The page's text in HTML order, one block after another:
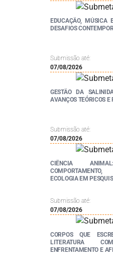
EDUCAÇÃO, MÚSICA
DESAFIOS
Submissão até:
07/08/2026
GESTÃO DA
AVANÇOS TEÓRICOS E
Submissão até:
07/08/2026
CIÊNCIA
ECOLOGIA EM
Submissão até:
07/08/2026
CORPOS QUE
LITERATURA
ENFRENTAMENTO E